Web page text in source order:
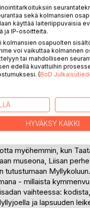
persoonallisen
putiikista
nauttimaan
juttelee mielellään
kanssa; muistelee
jäätelön
kortteeriinsa
toisen ja
myöhemmin, kun
museona, Liisan
tutustumaan
- millaista
vaihteessa:
ja lapsuuden
sekä kolmansien
käyttää laiteriippuvaisia
ja IP-osoitteita.
kolmansien osapuolten
voi vaikuttaa kolmannen
tai mahdolliseen
edellä kuvattuihin
(BoD
HYVÄKSY KAIKKI